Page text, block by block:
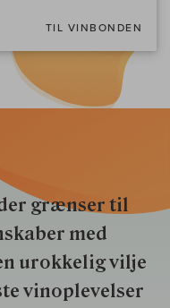
TIL VINBONDEN
grænser til
med
urokkelig vilje
vinoplevelser